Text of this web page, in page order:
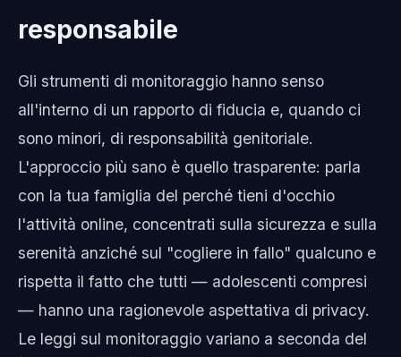
responsabile
Gli strumenti di monitoraggio hanno senso
all'interno di un rapporto di fiducia e, quando ci
sono minori, di responsabilità genitoriale.
L'approccio più sano è quello trasparente: parla
con la tua famiglia del perché tieni d'occhio
l'attività online, concentrati sulla sicurezza e sulla
serenità anziché sul "cogliere in fallo" qualcuno e
rispetta il fatto che tutti — adolescenti compresi
— hanno una ragionevole aspettativa di privacy.
Le leggi sul monitoraggio variano a seconda del